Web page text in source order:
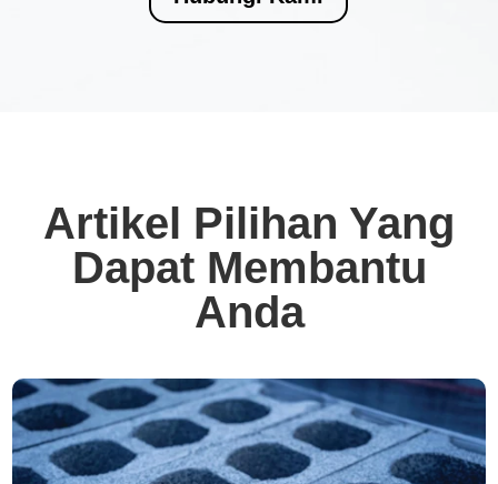
Artikel Pilihan Yang
Dapat Membantu
Anda